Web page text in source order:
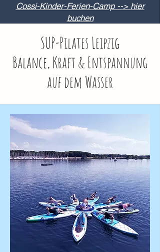
Cossi-Kinder-Ferien-Camp --> hier
buchen
SUP-Pilates Leipzig
Balance, Kraft & Entspannung
auf dem Wasser